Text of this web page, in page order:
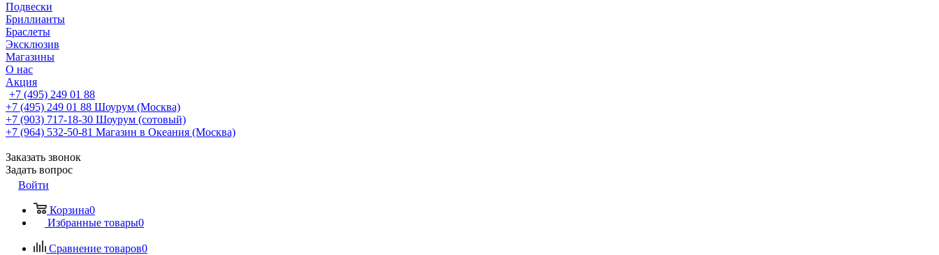
Подвески
Бриллианты
Браслеты
Эксклюзив
Магазины
О нас
Акция
+7 (495) 249 01 88
+7 (495) 249 01 88 Шоурум (Москва)
+7 (903) 717-18-30 Шоурум (сотовый)
+7 (964) 532-50-81 Магазин в Океания (Москва)
Заказать звонок
Задать вопрос
Войти
Корзина0
Избранные товары0
Сравнение товаров0